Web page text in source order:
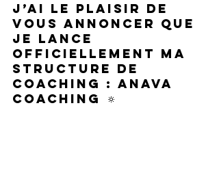
J’ai le plaisir de
vous annoncer que
je lance
officiellement ma
structure de
coaching : ANAVA
COACHING 🔅